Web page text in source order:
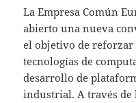
La Empresa Común
abierto una nueva
el objetivo de
tecnologías de
desarrollo de
industrial. A través